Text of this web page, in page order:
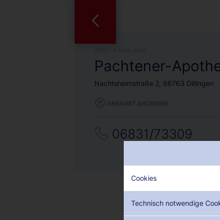
Pachtener-
Nachtsheimstraße 2, 66763 Dillingen
06831/73309
Cookies
Technisch notwendige